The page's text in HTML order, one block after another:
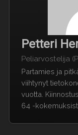
Petteri
Peliarvostelija
Partamies ja
viihtynyt
vuotta.
64 -